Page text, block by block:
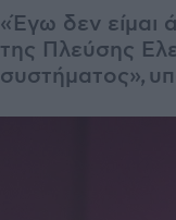
«Έγω δεν
της Πλεύσης
συστήματος»,